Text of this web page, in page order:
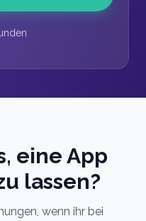
eine App
lassen?
wenn ihr bei